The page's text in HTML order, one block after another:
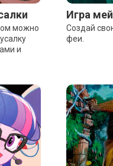
можно
и
Игра
Создай
феи.